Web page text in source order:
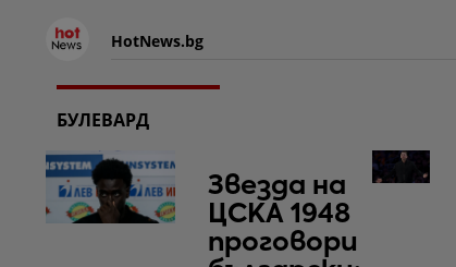
HotNews.bg
БУЛЕВАРД
Звезда на
ЦСКА 1948
проговори